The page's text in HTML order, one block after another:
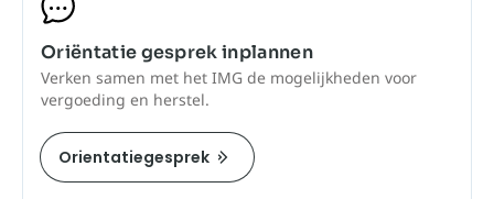
Oriëntatie gesprek inplannen
Verken samen met het IMG de mogelijkheden voor
vergoeding en herstel.
Orientatiegesprek